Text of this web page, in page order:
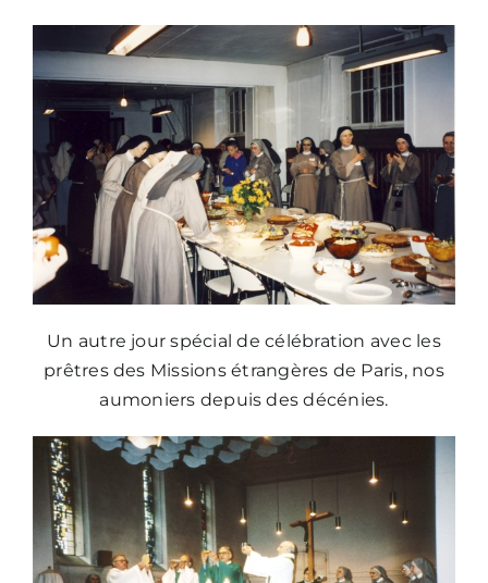
Un autre jour spécial de célébration avec les
prêtres des Missions étrangères de Paris, nos
aumoniers depuis des décénies.